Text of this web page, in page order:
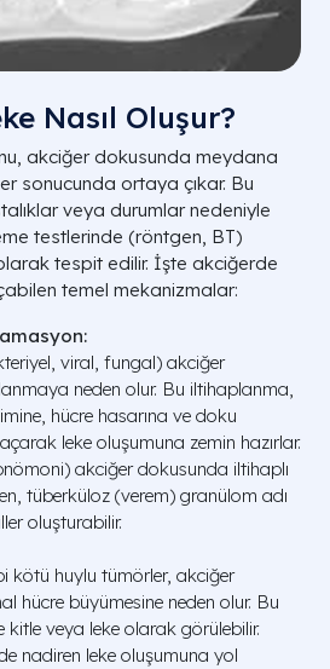
Nasıl Oluşur?
akciğer dokusunda meydana
sonucunda ortaya çıkar. Bu
veya durumlar nedeniyle
testlerinde (röntgen, BT)
tespit edilir. İşte akciğerde
temel mekanizmalar:
viral, fungal) akciğer
neden olur. Bu iltihaplanma,
hücre hasarına ve doku
leke oluşumuna zemin hazırlar.
akciğer dokusunda iltihaplı
tüberküloz (verem) granülom adı
oluşturabilir.
kötü huylu tümörler, akciğer
hücre büyümesine neden olur. Bu
kitle veya leke olarak görülebilir.
nadiren leke oluşumuna yol